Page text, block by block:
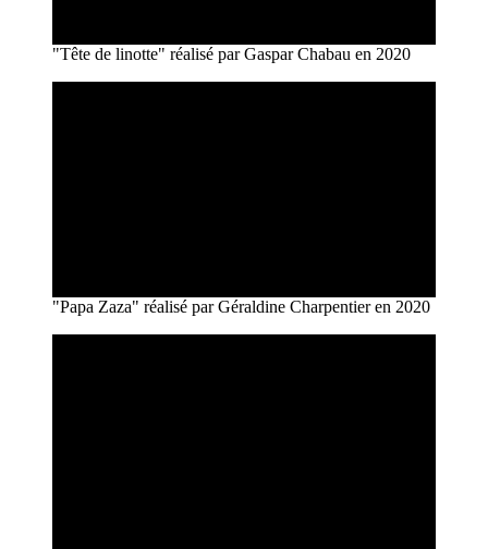
"Tête de linotte" réalisé par Gaspar Chabau en 2020
"Papa Zaza" réalisé par Géraldine Charpentier en 2020